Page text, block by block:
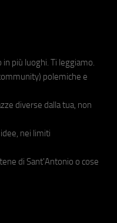
più luoghi. Ti leggiamo.
polemiche e
diverse dalla tua, non
nei limiti
di Sant'Antonio o cose